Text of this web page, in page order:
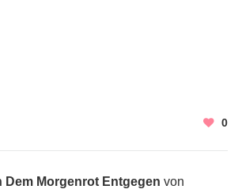
0
Dem Morgenrot Entgegen von